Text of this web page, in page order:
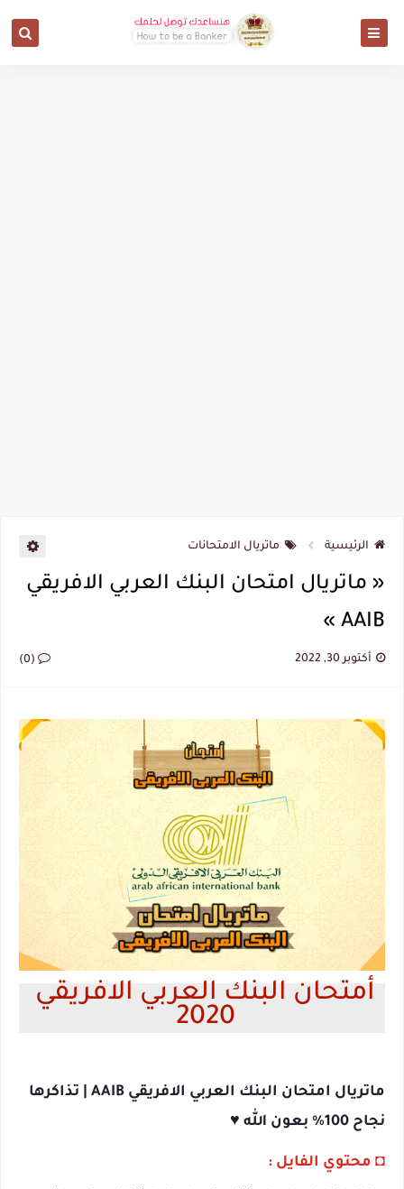
الرئيسية ماتريال الامتحانات
« ماتريال امتحان البنك العربي الافريقي
AAIB »
أكتوبر 30, 2022 (0)
2020
نجاح 100% بعون الله ♥
◘ محتوي الفايل :